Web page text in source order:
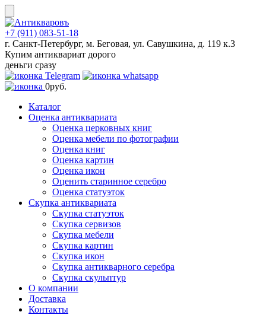
Skip
to
content
+7 (911) 083-51-18
г. Санкт-Петербург, м. Беговая, ул. Савушкина, д. 119 к.3
Купим антиквариат дорого
деньги сразу
0руб.
Каталог
Оценка антиквариата
Оценка церковных книг
Оценка мебели по фотографии
Оценка книг
Оценка картин
Оценка икон
Оценить старинное серебро
Оценка статуэток
Скупка антиквариата
Скупка статуэток
Скупка сервизов
Скупка мебели
Скупка картин
Скупка икон
Скупка антикварного серебра
Скупка скульптур
О компании
Доставка
Контакты